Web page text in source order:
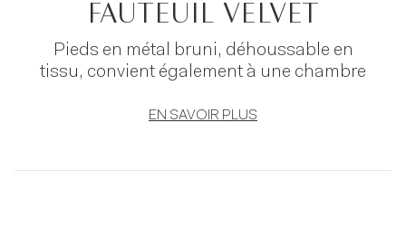
FAUTEUIL VELVET
Pieds en métal bruni, déhoussable en
tissu, convient également à une chambre
EN SAVOIR PLUS